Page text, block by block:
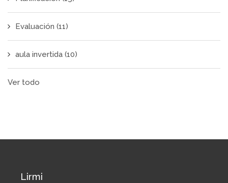
Evaluación (11)
aula invertida (10)
Ver todo
Lirmi